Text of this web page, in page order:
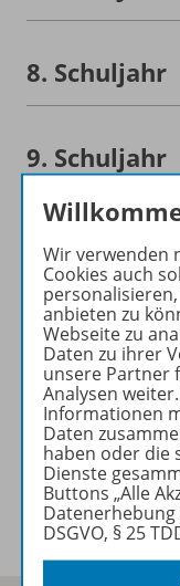
8. Schuljahr
9. Schuljahr
Konzept
Digitale
Wir verwenden
Cookies auch
anbieten zu
Webseite zu
Daten zu ihrer
unsere Partner
Analysen
Informationen
Daten
haben oder die
Dienste
Buttons „Alle
Datenerhebung
DSGVO, § 25